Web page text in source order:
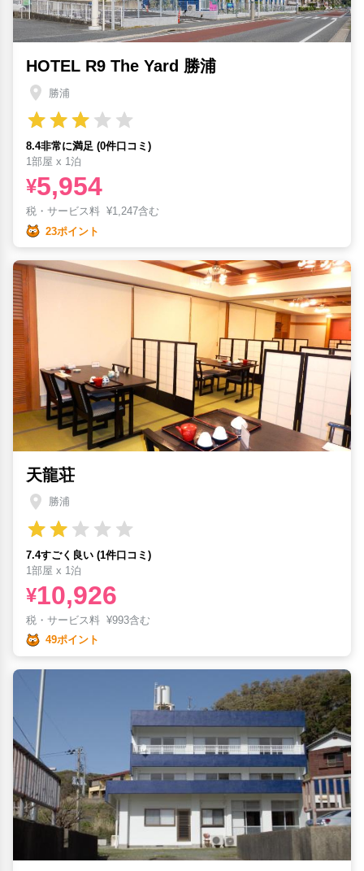
HOTEL R9 The Yard 勝浦
勝浦
8.4非常に満足 (0件口コミ)
1部屋 x 1泊
¥5,954
税・サービス料 ¥1,247含む
23ポイント
天龍荘
勝浦
7.4すごく良い (1件口コミ)
1部屋 x 1泊
¥10,926
税・サービス料 ¥993含む
49ポイント